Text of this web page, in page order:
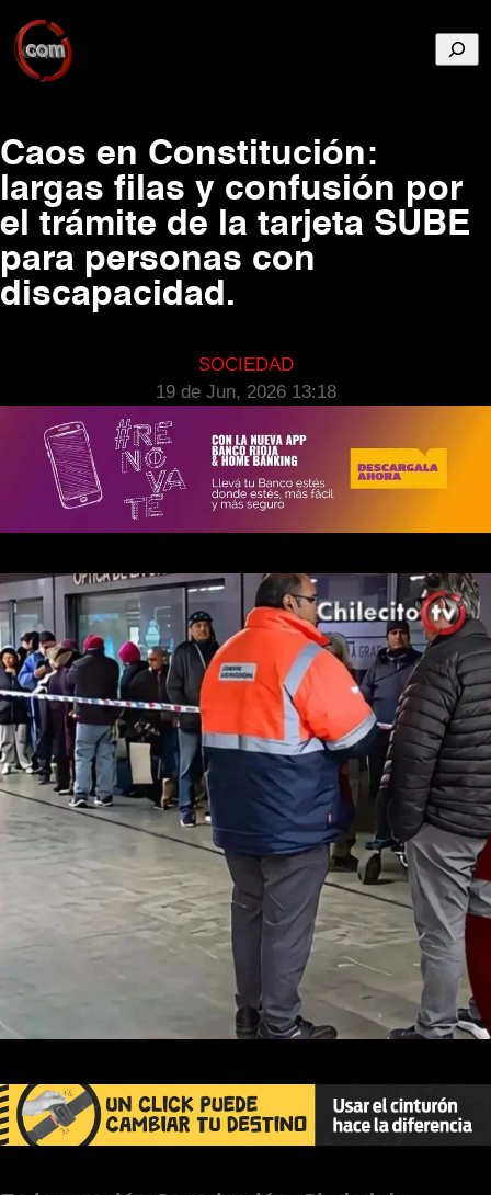
Caos en Constitución:
largas filas y confusión por
el trámite de la tarjeta SUBE
para personas con
discapacidad.
SOCIEDAD
19 de Jun, 2026 13:18